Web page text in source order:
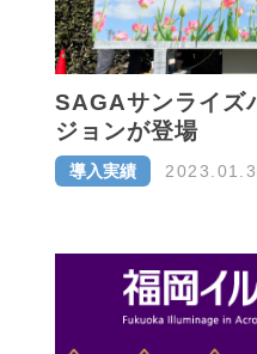
SAGAサンライズ
ジョンが登場
導入実績